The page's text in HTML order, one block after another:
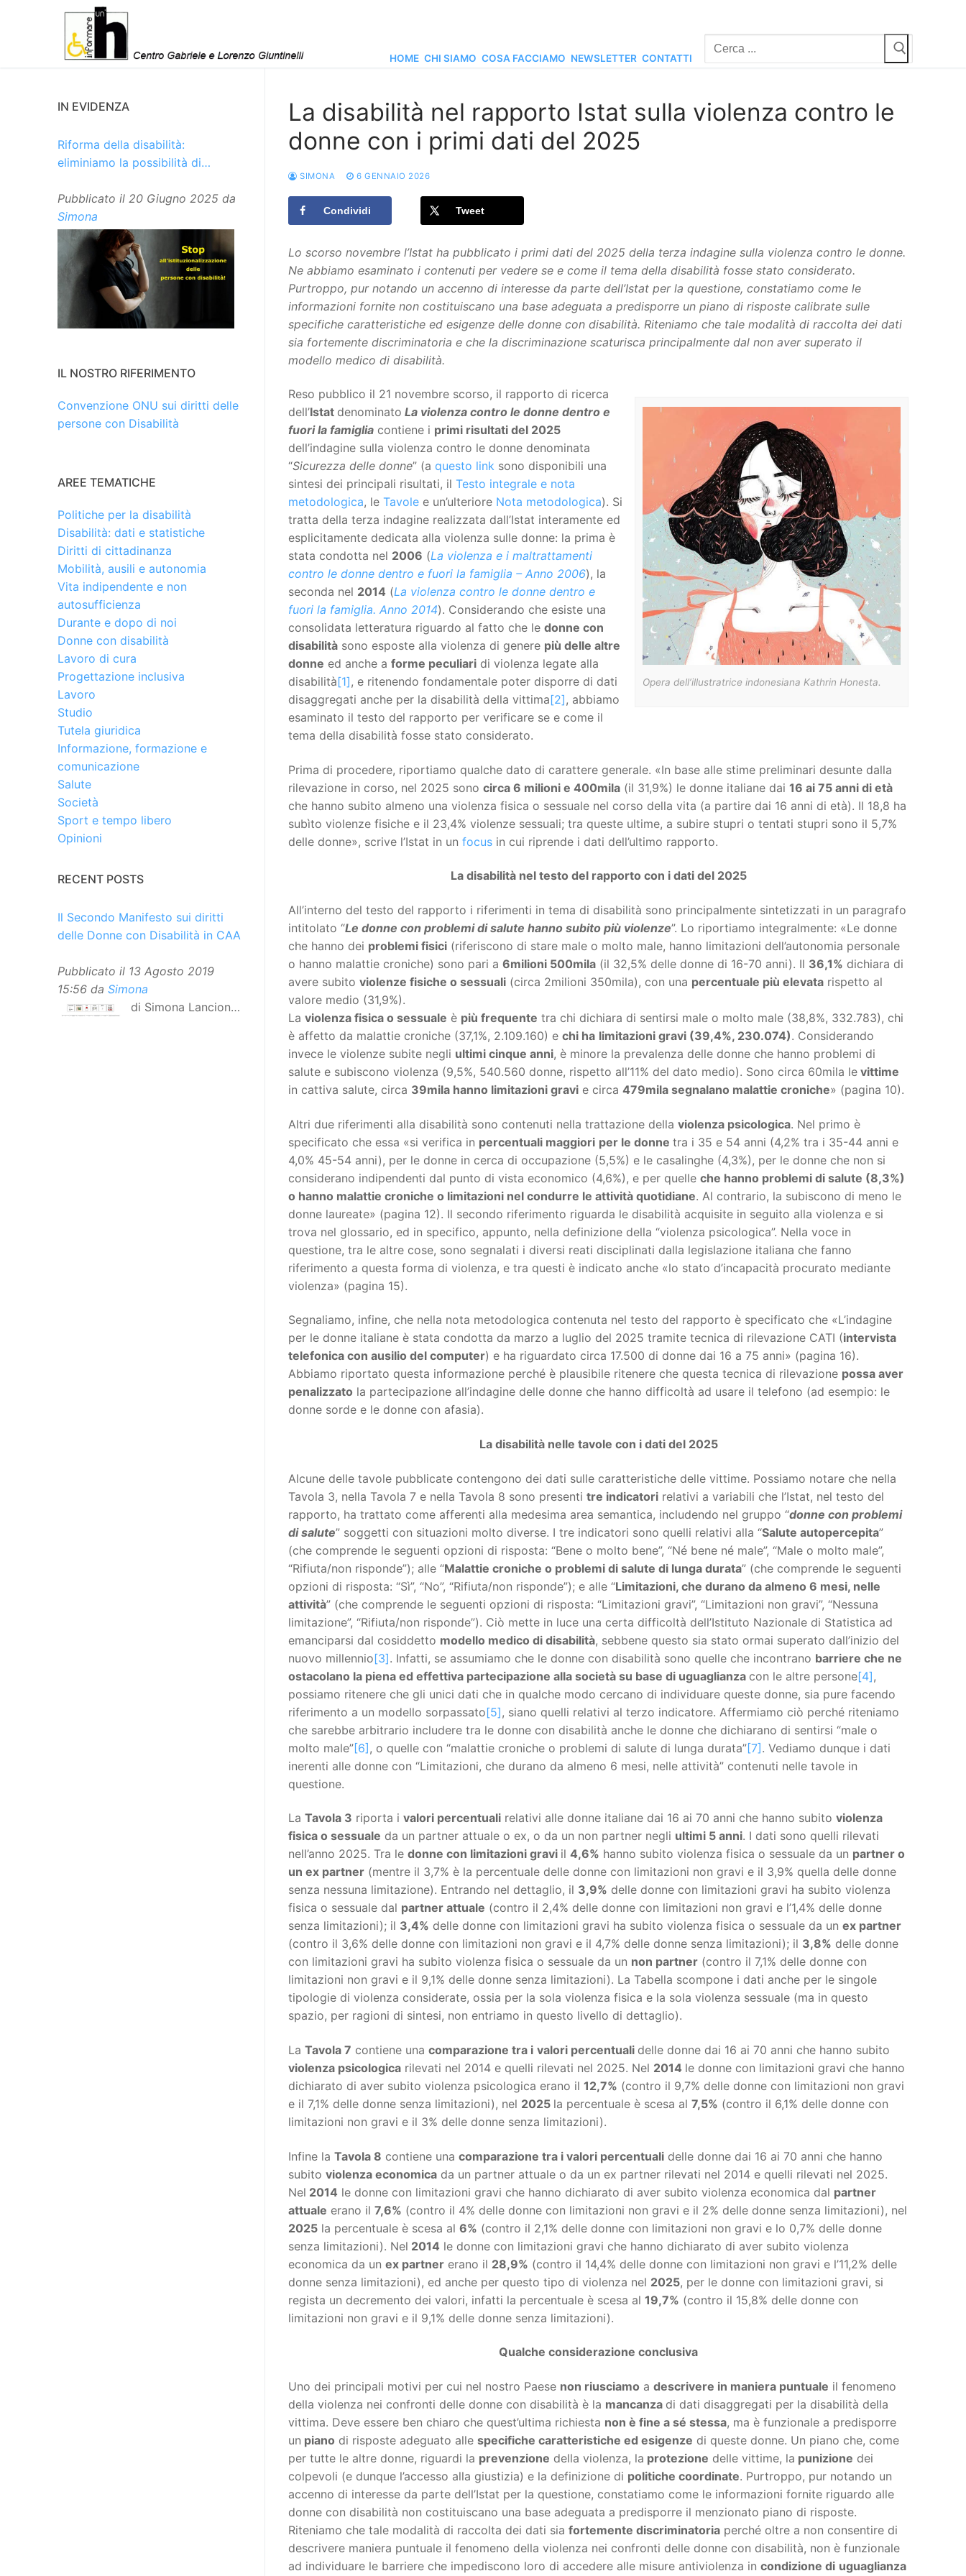
HOME CHI SIAMO COSA FACCIAMO NEWSLETTER CONTATTI
Cerca:
La disabilità nel rapporto Istat sulla violenza contro le
donne con i primi dati del 2025
SIMONA 6 GENNAIO 2026
Condividi Tweet
Lo scorso novembre l’Istat ha pubblicato i primi dati del 2025 della terza indagine sulla violenza contro le donne.
Ne abbiamo esaminato i contenuti per vedere se e come il tema della disabilità fosse stato considerato.
Purtroppo, pur notando un accenno di interesse da parte dell’Istat per la questione, constatiamo come le
informazioni fornite non costituiscano una base adeguata a predisporre un piano di risposte calibrate sulle
specifiche caratteristiche ed esigenze delle donne con disabilità. Riteniamo che tale modalità di raccolta dei dati
sia fortemente discriminatoria e che la discriminazione scaturisca principalmente dal non aver superato il
modello medico di disabilità.
Opera dell’illustratrice indonesiana Kathrin Honesta.
Reso pubblico il 21 novembre scorso, il rapporto di ricerca
dell’Istat denominato La violenza contro le donne dentro e
fuori la famiglia contiene i primi risultati del 2025
dell’indagine sulla violenza contro le donne denominata
“Sicurezza delle donne” (a questo link sono disponibili una
sintesi dei principali risultati, il Testo integrale e nota
metodologica, le Tavole e un’ulteriore Nota metodologica). Si
tratta della terza indagine realizzata dall’Istat interamente ed
esplicitamente dedicata alla violenza sulle donne: la prima è
stata condotta nel 2006 (La violenza e i maltrattamenti
contro le donne dentro e fuori la famiglia – Anno 2006), la
seconda nel 2014 (La violenza contro le donne dentro e
fuori la famiglia. Anno 2014). Considerando che esiste una
consolidata letteratura riguardo al fatto che le donne con
disabilità sono esposte alla violenza di genere più delle altre
donne ed anche a forme peculiari di violenza legate alla
disabilità[1], e ritenendo fondamentale poter disporre di dati
disaggregati anche per la disabilità della vittima[2], abbiamo
esaminato il testo del rapporto per verificare se e come il
tema della disabilità fosse stato considerato.
Prima di procedere, riportiamo qualche dato di carattere generale. «In base alle stime preliminari desunte dalla
rilevazione in corso, nel 2025 sono circa 6 milioni e 400mila (il 31,9%) le donne italiane dai 16 ai 75 anni di età
che hanno subito almeno una violenza fisica o sessuale nel corso della vita (a partire dai 16 anni di età). Il 18,8 ha
subìto violenze fisiche e il 23,4% violenze sessuali; tra queste ultime, a subire stupri o tentati stupri sono il 5,7%
delle donne», scrive l’Istat in un focus in cui riprende i dati dell’ultimo rapporto.
La disabilità nel testo del rapporto con i dati del 2025
All’interno del testo del rapporto i riferimenti in tema di disabilità sono principalmente sintetizzati in un paragrafo
intitolato “Le donne con problemi di salute hanno subito più violenze”. Lo riportiamo integralmente: «Le donne
che hanno dei problemi fisici (riferiscono di stare male o molto male, hanno limitazioni dell’autonomia personale
o hanno malattie croniche) sono pari a 6milioni 500mila (il 32,5% delle donne di 16-70 anni). Il 36,1% dichiara di
avere subito violenze fisiche o sessuali (circa 2milioni 350mila), con una percentuale più elevata rispetto al
valore medio (31,9%).
La violenza fisica o sessuale è più frequente tra chi dichiara di sentirsi male o molto male (38,8%, 332.783), chi
è affetto da malattie croniche (37,1%, 2.109.160) e chi ha limitazioni gravi (39,4%, 230.074). Considerando
invece le violenze subite negli ultimi cinque anni, è minore la prevalenza delle donne che hanno problemi di
salute e subiscono violenza (9,5%, 540.560 donne, rispetto all’11% del dato medio). Sono circa 60mila le vittime
in cattiva salute, circa 39mila hanno limitazioni gravi e circa 479mila segnalano malattie croniche» (pagina 10).
Altri due riferimenti alla disabilità sono contenuti nella trattazione della violenza psicologica. Nel primo è
specificato che essa «si verifica in percentuali maggiori per le donne tra i 35 e 54 anni (4,2% tra i 35-44 anni e
4,0% 45-54 anni), per le donne in cerca di occupazione (5,5%) e le casalinghe (4,3%), per le donne che non si
considerano indipendenti dal punto di vista economico (4,6%), e per quelle che hanno problemi di salute (8,3%)
o hanno malattie croniche o limitazioni nel condurre le attività quotidiane. Al contrario, la subiscono di meno le
donne laureate» (pagina 12). Il secondo riferimento riguarda le disabilità acquisite in seguito alla violenza e si
trova nel glossario, ed in specifico, appunto, nella definizione della “violenza psicologica”. Nella voce in
questione, tra le altre cose, sono segnalati i diversi reati disciplinati dalla legislazione italiana che fanno
riferimento a questa forma di violenza, e tra questi è indicato anche «lo stato d’incapacità procurato mediante
violenza» (pagina 15).
Segnaliamo, infine, che nella nota metodologica contenuta nel testo del rapporto è specificato che «L’indagine
per le donne italiane è stata condotta da marzo a luglio del 2025 tramite tecnica di rilevazione CATI (intervista
telefonica con ausilio del computer) e ha riguardato circa 17.500 di donne dai 16 a 75 anni» (pagina 16).
Abbiamo riportato questa informazione perché è plausibile ritenere che questa tecnica di rilevazione possa aver
penalizzato la partecipazione all’indagine delle donne che hanno difficoltà ad usare il telefono (ad esempio: le
donne sorde e le donne con afasia).
La disabilità nelle tavole con i dati del 2025
Alcune delle tavole pubblicate contengono dei dati sulle caratteristiche delle vittime. Possiamo notare che nella
Tavola 3, nella Tavola 7 e nella Tavola 8 sono presenti tre indicatori relativi a variabili che l’Istat, nel testo del
rapporto, ha trattato come afferenti alla medesima area semantica, includendo nel gruppo “donne con problemi
di salute” soggetti con situazioni molto diverse. I tre indicatori sono quelli relativi alla “Salute autopercepita”
(che comprende le seguenti opzioni di risposta: “Bene o molto bene”, “Né bene né male”, “Male o molto male”,
“Rifiuta/non risponde”); alle “Malattie croniche o problemi di salute di lunga durata” (che comprende le seguenti
opzioni di risposta: “Sì”, “No”, “Rifiuta/non risponde”); e alle “Limitazioni, che durano da almeno 6 mesi, nelle
attività” (che comprende le seguenti opzioni di risposta: “Limitazioni gravi”, “Limitazioni non gravi”, “Nessuna
limitazione”, “Rifiuta/non risponde”). Ciò mette in luce una certa difficoltà dell’Istituto Nazionale di Statistica ad
emanciparsi dal cosiddetto modello medico di disabilità, sebbene questo sia stato ormai superato dall’inizio del
nuovo millennio[3]. Infatti, se assumiamo che le donne con disabilità sono quelle che incontrano barriere che ne
ostacolano la piena ed effettiva partecipazione alla società su base di uguaglianza con le altre persone[4],
possiamo ritenere che gli unici dati che in qualche modo cercano di individuare queste donne, sia pure facendo
riferimento a un modello sorpassato[5], siano quelli relativi al terzo indicatore. Affermiamo ciò perché riteniamo
che sarebbe arbitrario includere tra le donne con disabilità anche le donne che dichiarano di sentirsi “male o
molto male”[6], o quelle con “malattie croniche o problemi di salute di lunga durata”[7]. Vediamo dunque i dati
inerenti alle donne con “Limitazioni, che durano da almeno 6 mesi, nelle attività” contenuti nelle tavole in
questione.
La Tavola 3 riporta i valori percentuali relativi alle donne italiane dai 16 ai 70 anni che hanno subito violenza
fisica o sessuale da un partner attuale o ex, o da un non partner negli ultimi 5 anni. I dati sono quelli rilevati
nell’anno 2025. Tra le donne con limitazioni gravi il 4,6% hanno subito violenza fisica o sessuale da un partner o
un ex partner (mentre il 3,7% è la percentuale delle donne con limitazioni non gravi e il 3,9% quella delle donne
senza nessuna limitazione). Entrando nel dettaglio, il 3,9% delle donne con limitazioni gravi ha subito violenza
fisica o sessuale dal partner attuale (contro il 2,4% delle donne con limitazioni non gravi e l’1,4% delle donne
senza limitazioni); il 3,4% delle donne con limitazioni gravi ha subito violenza fisica o sessuale da un ex partner
(contro il 3,6% delle donne con limitazioni non gravi e il 4,7% delle donne senza limitazioni); il 3,8% delle donne
con limitazioni gravi ha subito violenza fisica o sessuale da un non partner (contro il 7,1% delle donne con
limitazioni non gravi e il 9,1% delle donne senza limitazioni). La Tabella scompone i dati anche per le singole
tipologie di violenza considerate, ossia per la sola violenza fisica e la sola violenza sessuale (ma in questo
spazio, per ragioni di sintesi, non entriamo in questo livello di dettaglio).
La Tavola 7 contiene una comparazione tra i valori percentuali delle donne dai 16 ai 70 anni che hanno subito
violenza psicologica rilevati nel 2014 e quelli rilevati nel 2025. Nel 2014 le donne con limitazioni gravi che hanno
dichiarato di aver subito violenza psicologica erano il 12,7% (contro il 9,7% delle donne con limitazioni non gravi
e il 7,1% delle donne senza limitazioni), nel 2025 la percentuale è scesa al 7,5% (contro il 6,1% delle donne con
limitazioni non gravi e il 3% delle donne senza limitazioni).
Infine la Tavola 8 contiene una comparazione tra i valori percentuali delle donne dai 16 ai 70 anni che hanno
subito violenza economica da un partner attuale o da un ex partner rilevati nel 2014 e quelli rilevati nel 2025.
Nel 2014 le donne con limitazioni gravi che hanno dichiarato di aver subito violenza economica dal partner
attuale erano il 7,6% (contro il 4% delle donne con limitazioni non gravi e il 2% delle donne senza limitazioni), nel
2025 la percentuale è scesa al 6% (contro il 2,1% delle donne con limitazioni non gravi e lo 0,7% delle donne
senza limitazioni). Nel 2014 le donne con limitazioni gravi che hanno dichiarato di aver subito violenza
economica da un ex partner erano il 28,9% (contro il 14,4% delle donne con limitazioni non gravi e l’11,2% delle
donne senza limitazioni), ed anche per questo tipo di violenza nel 2025, per le donne con limitazioni gravi, si
regista un decremento dei valori, infatti la percentuale è scesa al 19,7% (contro il 15,8% delle donne con
limitazioni non gravi e il 9,1% delle donne senza limitazioni).
Qualche considerazione conclusiva
Uno dei principali motivi per cui nel nostro Paese non riusciamo a descrivere in maniera puntuale il fenomeno
della violenza nei confronti delle donne con disabilità è la mancanza di dati disaggregati per la disabilità della
vittima. Deve essere ben chiaro che quest’ultima richiesta non è fine a sé stessa, ma è funzionale a predisporre
un piano di risposte adeguato alle specifiche caratteristiche ed esigenze di queste donne. Un piano che, come
per tutte le altre donne, riguardi la prevenzione della violenza, la protezione delle vittime, la punizione dei
colpevoli (e dunque l’accesso alla giustizia) e la definizione di politiche coordinate. Purtroppo, pur notando un
accenno di interesse da parte dell’Istat per la questione, constatiamo come le informazioni fornite riguardo alle
donne con disabilità non costituiscano una base adeguata a predisporre il menzionato piano di risposte.
Riteniamo che tale modalità di raccolta dei dati sia fortemente discriminatoria perché oltre a non consentire di
descrivere maniera puntuale il fenomeno della violenza nei confronti delle donne con disabilità, non è funzionale
ad individuare le barriere che impediscono loro di accedere alle misure antiviolenza in condizione di uguaglianza
IN EVIDENZA
Riforma della disabilità:
eliminiamo la possibilità di
Pubblicato il 20 Giugno 2025 da
Simona
IL NOSTRO RIFERIMENTO
Convenzione ONU sui diritti delle
persone con Disabilità
AREE TEMATICHE
Politiche per la disabilità
Disabilità: dati e statistiche
Diritti di cittadinanza
Mobilità, ausili e autonomia
Vita indipendente e non
autosufficienza
Durante e dopo di noi
Donne con disabilità
Lavoro di cura
Progettazione inclusiva
Lavoro
Studio
Tutela giuridica
Informazione, formazione e
comunicazione
Salute
Società
Sport e tempo libero
Opinioni
RECENT POSTS
Il Secondo Manifesto sui diritti
delle Donne con Disabilità in CAA
Pubblicato il 13 Agosto 2019
15:56 da Simona
di Simona Lancioni,